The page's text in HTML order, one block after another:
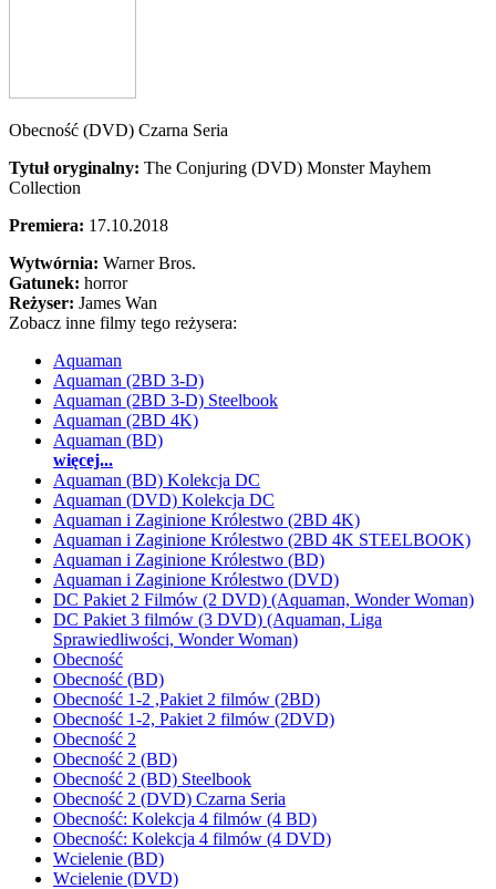
Obecność (DVD) Czarna Seria
Tytuł oryginalny: The Conjuring (DVD) Monster Mayhem
Collection
Premiera: 17.10.2018
Wytwórnia: Warner Bros.
Gatunek: horror
Reżyser: James Wan
Zobacz inne filmy tego reżysera:
Aquaman
Aquaman (2BD 3-D)
Aquaman (2BD 3-D) Steelbook
Aquaman (2BD 4K)
Aquaman (BD)
więcej...
Aquaman (BD) Kolekcja DC
Aquaman (DVD) Kolekcja DC
Aquaman i Zaginione Królestwo (2BD 4K)
Aquaman i Zaginione Królestwo (2BD 4K STEELBOOK)
Aquaman i Zaginione Królestwo (BD)
Aquaman i Zaginione Królestwo (DVD)
DC Pakiet 2 Filmów (2 DVD) (Aquaman, Wonder Woman)
DC Pakiet 3 filmów (3 DVD) (Aquaman, Liga
Sprawiedliwości, Wonder Woman)
Obecność
Obecność (BD)
Obecność 1-2 ,Pakiet 2 filmów (2BD)
Obecność 1-2, Pakiet 2 filmów (2DVD)
Obecność 2
Obecność 2 (BD)
Obecność 2 (BD) Steelbook
Obecność 2 (DVD) Czarna Seria
Obecność: Kolekcja 4 filmów (4 BD)
Obecność: Kolekcja 4 filmów (4 DVD)
Wcielenie (BD)
Wcielenie (DVD)